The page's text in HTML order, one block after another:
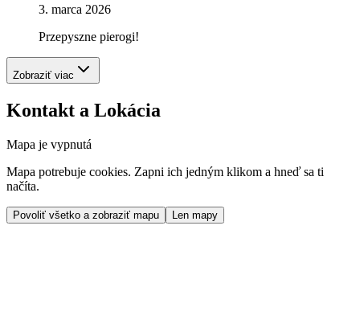
3. marca 2026
Przepyszne pierogi!
Zobraziť viac
Kontakt a Lokácia
Mapa je vypnutá
Mapa potrebuje cookies. Zapni ich jedným klikom a hneď sa ti
načíta.
Povoliť všetko a zobraziť mapu Len mapy